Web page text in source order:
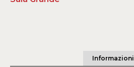
Informazioni